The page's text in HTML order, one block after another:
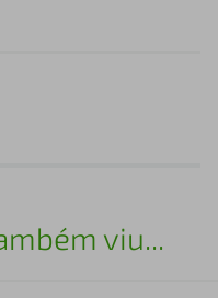
viu...